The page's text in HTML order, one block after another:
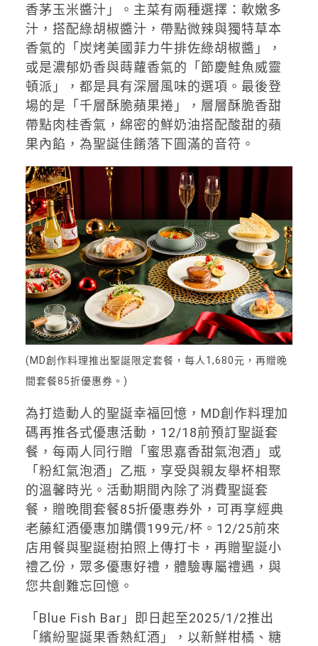
香茅玉米醬汁」。主菜有兩種選擇：軟嫩多
汁，搭配綠胡椒醬汁，帶點微辣與獨特草本
香氣的「炭烤美國菲力牛排佐綠胡椒醬」，
或是濃郁奶香與蒔蘿香氣的「節慶鮭魚威靈
頓派」，都是具有深層風味的選項。最後登
場的是「千層酥脆蘋果捲」，層層酥脆香甜
帶點肉桂香氣，綿密的鮮奶油搭配酸甜的蘋
果內餡，為聖誕佳餚落下圓滿的音符。
(MD創作料理推出聖誕限定套餐，每人1,680元，再贈晚
間套餐85折優惠券。)
為打造動人的聖誕幸福回憶，MD創作料理加
碼再推各式優惠活動，12/18前預訂聖誕套
餐，每兩人同行贈「蜜思嘉香甜氣泡酒」或
「粉紅氣泡酒」乙瓶，享受與親友舉杯相聚
的溫馨時光。活動期間內除了消費聖誕套
餐，贈晚間套餐85折優惠券外，可再享經典
老藤紅酒優惠加購價199元/杯。12/25前來
店用餐與聖誕樹拍照上傳打卡，再贈聖誕小
禮乙份，眾多優惠好禮，體驗專屬禮遇，與
您共創難忘回憶。
「Blue Fish Bar」即日起至2025/1/2推出
「繽紛聖誕果香熱紅酒」，以新鮮柑橘、糖